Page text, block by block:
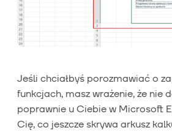
Jeśli chciałbyś porozmawiać o
funkcjach, masz wrażenie, że nie
poprawnie u Ciebie w Microsoft
Cię, co jeszcze skrywa arkusz